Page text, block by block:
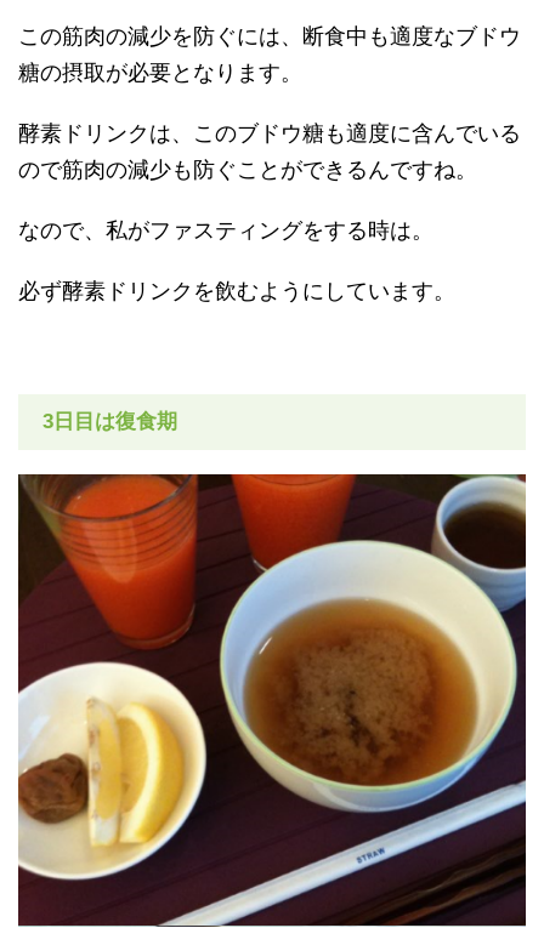
この筋肉の減少を防ぐには、断食中も適度なブドウ
糖の摂取が必要となります。
酵素ドリンクは、このブドウ糖も適度に含んでいる
ので筋肉の減少も防ぐことができるんですね。
なので、私がファスティングをする時は。
必ず酵素ドリンクを飲むようにしています。
3日目は復食期